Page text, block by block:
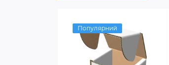
Популярний